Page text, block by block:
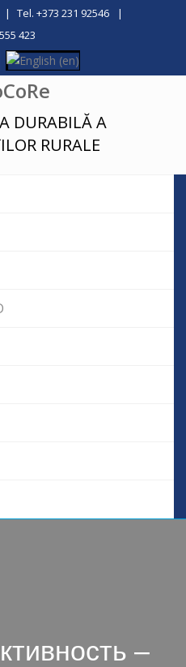
Tel. +373 231 92546
423
DURABILĂ A
RURALE
–